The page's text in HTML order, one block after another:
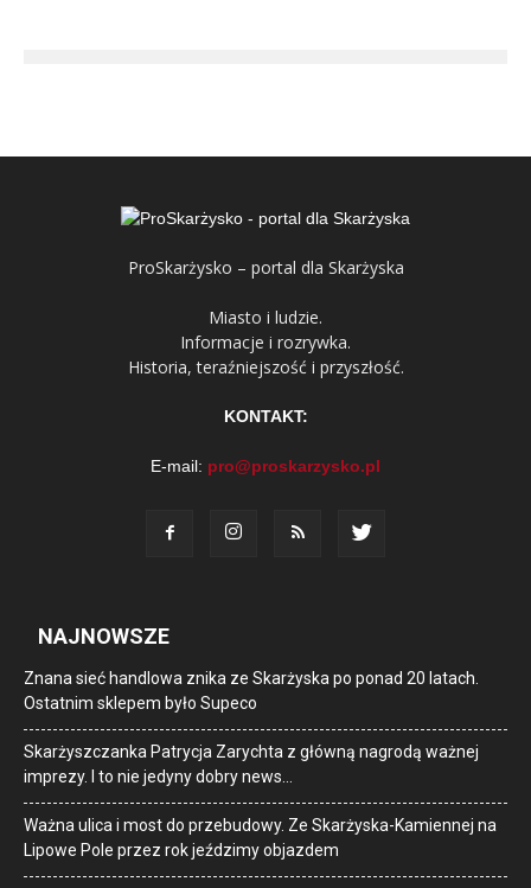
ProSkarżysko – portal dla Skarżyska
Miasto i ludzie.
Informacje i rozrywka.
Historia, teraźniejszość i przyszłość.
KONTAKT:
E-mail: pro@proskarzysko.pl
NAJNOWSZE
Znana sieć handlowa znika ze Skarżyska po ponad 20 latach.
Ostatnim sklepem było Supeco
Skarżyszczanka Patrycja Zarychta z główną nagrodą ważnej
imprezy. I to nie jedyny dobry news…
Ważna ulica i most do przebudowy. Ze Skarżyska-Kamiennej na
Lipowe Pole przez rok jeździmy objazdem